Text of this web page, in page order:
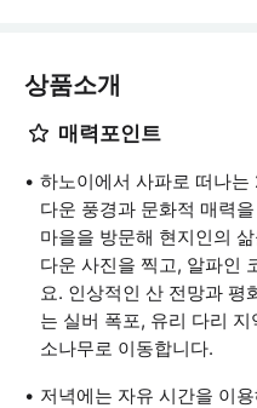
상품소개
매력포인트
하노이에서 사파로 떠나
다운 풍경과 문화적 매력
마을을 방문해 현지인의
다운 사진을 찍고, 알파인
요. 인상적인 산 전망과 평
는 실버 폭포, 유리 다리
소나무로 이동합니다.
저녁에는 자유 시간을 이